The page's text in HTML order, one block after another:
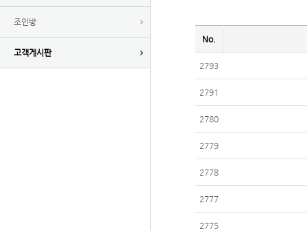
조인방
고객게시판
No.
2793
2791
2780
2779
2778
2777
2775